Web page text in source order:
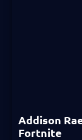
Addison
Fortnite